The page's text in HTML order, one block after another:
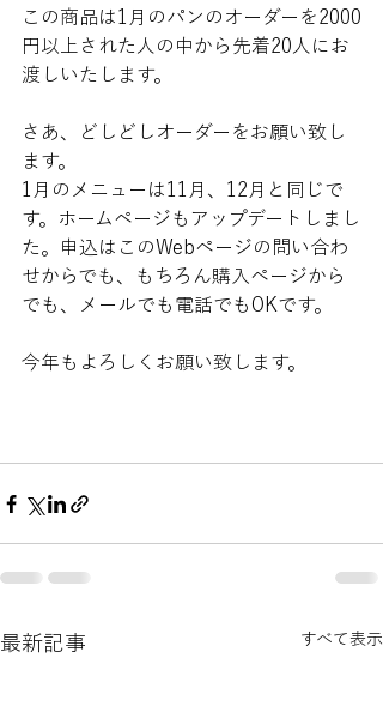
この商品は1月のパンのオーダーを2000
円以上された人の中から先着20人にお
渡しいたします。
さあ、どしどしオーダーをお願い致し
ます。
1月のメニューは11月、12月と同じで
す。ホームページもアップデートしまし
た。申込はこのWebページの問い合わ
せからでも、もちろん購入ページから
でも、メールでも電話でもOKです。
今年もよろしくお願い致します。
最新記事 すべて表示